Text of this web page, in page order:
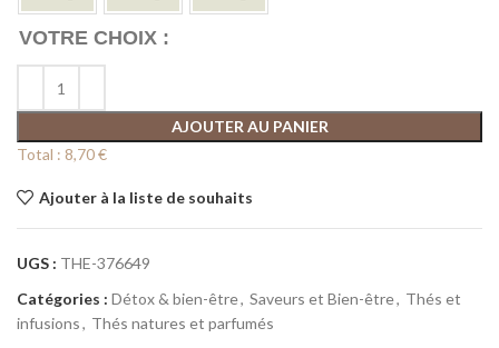
AJOUTER AU PANIER
Total : 8,70 €
Ajouter à la liste de souhaits
UGS : THE-376649
Catégories : Détox & bien-être, Saveurs et Bien-être, Thés et
infusions, Thés natures et parfumés